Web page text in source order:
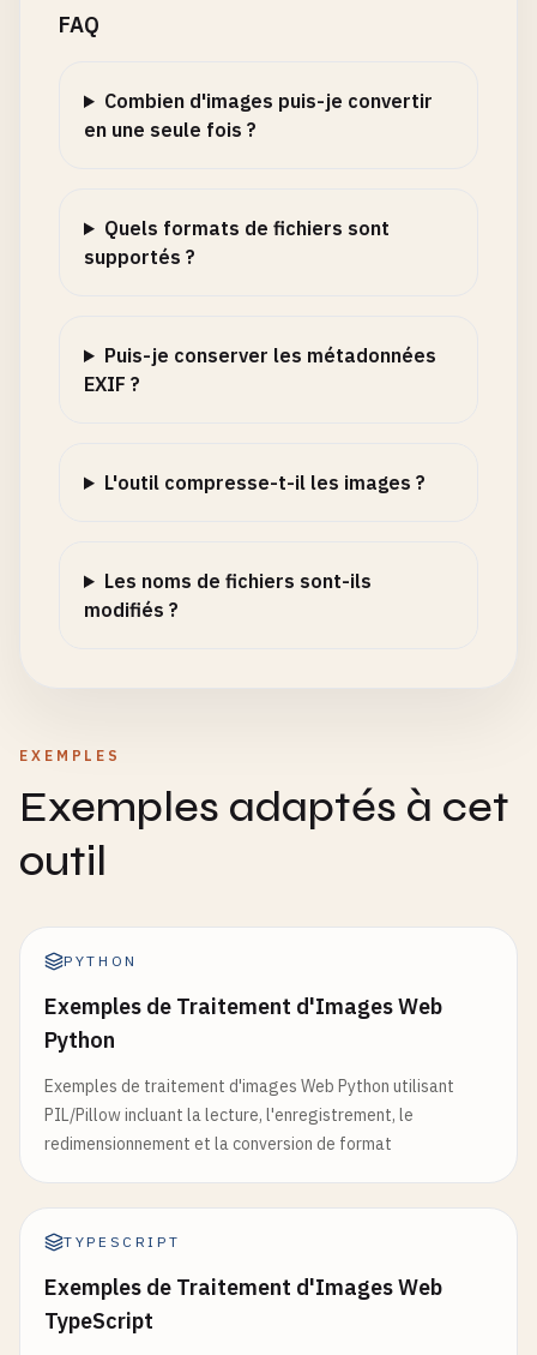
FAQ
Combien d'images puis-je convertir
en une seule fois ?
Quels formats de fichiers sont
supportés ?
Puis-je conserver les métadonnées
EXIF ?
L'outil compresse-t-il les images ?
Les noms de fichiers sont-ils
modifiés ?
EXEMPLES
Exemples adaptés à cet
outil
PYTHON
Exemples de Traitement d'Images Web
Python
Exemples de traitement d'images Web Python utilisant
PIL/Pillow incluant la lecture, l'enregistrement, le
redimensionnement et la conversion de format
TYPESCRIPT
Exemples de Traitement d'Images Web
TypeScript